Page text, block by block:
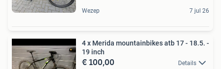
Wezep 7 jul 26
4 x Merida mountainbikes atb 17 - 18.5. -
19 inch
€ 100,00 Details